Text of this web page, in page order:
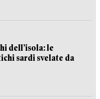
dell’isola: le
sardi svelate da